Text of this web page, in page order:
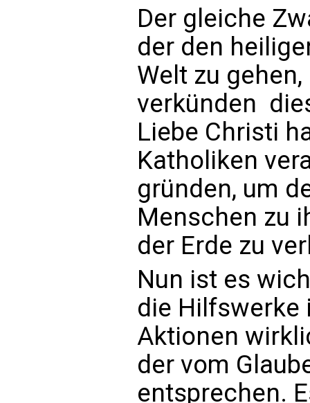
Der gleiche
der den
Welt zu
verkünden 
Liebe Christi
Katholiken
gründen, um
Menschen zu
der Erde zu
Nun ist es
die Hilfswerke
Aktionen
der vom
entsprechen.